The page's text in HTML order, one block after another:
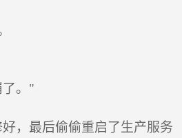
。"
，最后偷偷重启了生产服务